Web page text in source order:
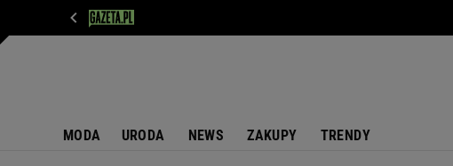
MODA URODA NEWS ZAKUPY TRENDY